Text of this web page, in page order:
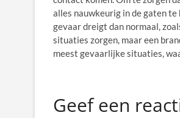
alles nauwkeurig in de gaten
gevaar dreigt dan normaal,
situaties zorgen, maar een
meest gevaarlijke situaties,
Geef een